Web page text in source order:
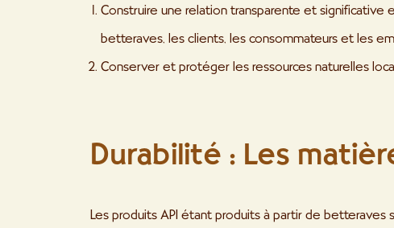
Construire une relation transparente et significative
betteraves, les clients, les consommateurs et les
Conserver et protéger les ressources naturelles
Durabilité : Les
Les produits API étant produits à partir de